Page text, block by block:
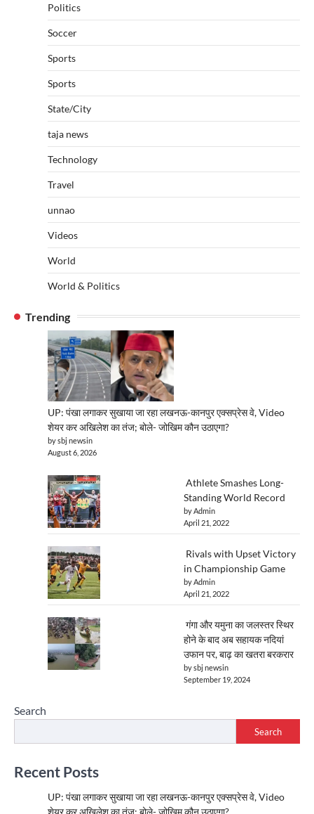
Politics
Soccer
Sports
Sports
State/City
taja news
Technology
Travel
unnao
Videos
World
World & Politics
Trending
UP: पंखा लगाकर सुखाया जा रहा लखनऊ-कानपुर एक्सप्रेस वे, Video
शेयर कर अखिलेश का तंज; बोले- जोखिम कौन उठाएगा?
by sbj newsin
August 6, 2026
Athlete Smashes Long-
Standing World Record
by Admin
April 21, 2022
Rivals with Upset Victory
in Championship Game
by Admin
April 21, 2022
गंगा और यमुना का जलस्तर स्थिर
होने के बाद अब सहायक नदियां
उफान पर, बाढ़ का खतरा बरकरार
by sbj newsin
September 19, 2024
Search
Search
Recent Posts
UP: पंखा लगाकर सुखाया जा रहा लखनऊ-कानपुर एक्सप्रेस वे, Video